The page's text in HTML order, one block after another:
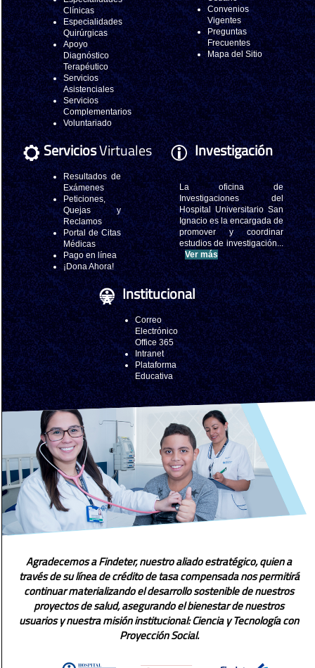
Clínicas
Especialidades
Quirúrgicas
Apoyo
Diagnóstico
Terapéutico
Servicios
Asistenciales
Servicios
Complementarios
Voluntariado
Convenios
Vigentes
Preguntas
Frecuentes
Mapa del Sitio
ServiciosVirtuales
Resultados de
Exámenes
Peticiones,
Quejas y
Reclamos
Portal de Citas
Médicas
Pago en línea
¡Dona Ahora!
Investigación
La oficina de
Investigaciones del
Hospital Universitario San
Ignacio es la encargada de
promover y coordinar
estudios de investigación...
Ver más
Institucional
Correo
Electrónico
Office 365
Intranet
Plataforma
Educativa
Agradecemos a Findeter, nuestro aliado estratégico, quien a
través de su línea de crédito de tasa compensada nos permitirá
continuar materializando el desarrollo sostenible de nuestros
proyectos de salud, asegurando el bienestar de nuestros
usuarios y nuestra misión institucional: Ciencia y Tecnología con
Proyección Social.